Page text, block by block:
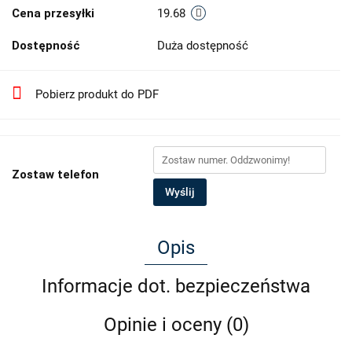
Cena przesyłki 19.68
Dostępność Duża dostępność
Pobierz produkt do PDF
Zostaw telefon
Wyślij
Opis
Informacje dot. bezpieczeństwa
Opinie i oceny (0)